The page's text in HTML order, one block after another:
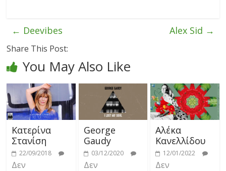
← Deevibes Alex Sid →
Share This Post:
You May Also Like
Κατερίνα
Στανίση
22/09/2018
Δεν
George
Gaudy
03/12/2020
Δεν
Αλέκα
Κανελλίδου
12/01/2022
Δεν